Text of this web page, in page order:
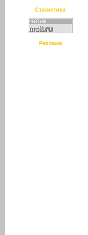
Статистика
Реклама